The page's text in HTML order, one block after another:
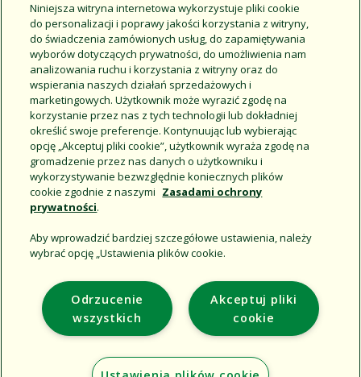
Disclosure Agreement
Support
Corporate
Additional Sites
Niniejsza witryna internetowa wykorzystuje pliki cookie
do personalizacji i poprawy jakości korzystania z witryny,
do świadczenia zamówionych usług, do zapamiętywania
wyborów dotyczących prywatności, do umożliwienia nam
analizowania ruchu i korzystania z witryny oraz do
wspierania naszych działań sprzedażowych i
marketingowych. Użytkownik może wyrazić zgodę na
korzystanie przez nas z tych technologii lub dokładniej
określić swoje preferencje. Kontynuując lub wybierając
opcję „Akceptuj pliki cookie”, użytkownik wyraża zgodę na
gromadzenie przez nas danych o użytkowniku i
wykorzystywanie bezwzględnie koniecznych plików
cookie zgodnie z naszymi Zasadami ochrony
prywatności.
Aby wprowadzić bardziej szczegółowe ustawienia, należy
wybrać opcję „Ustawienia plików cookie.
Akceptuj pliki
cookie
Odrzucenie
wszystkich